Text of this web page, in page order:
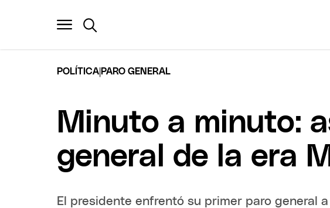
POLÍTICA PARO GENERAL
Minuto a minuto:
general de la era
El presidente enfrentó su primer paro general